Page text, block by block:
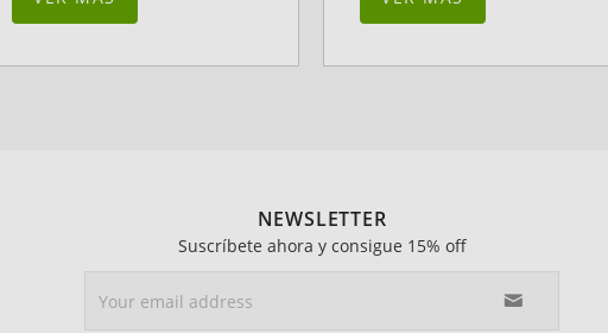
NEWSLETTER
Suscríbete ahora y consigue 15% off